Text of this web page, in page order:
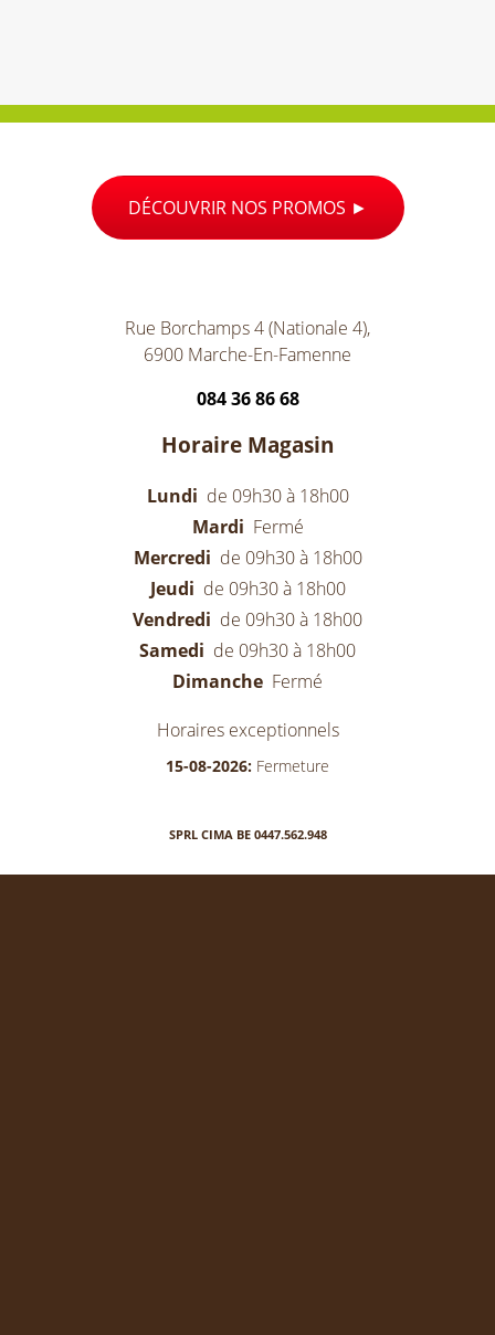
DÉCOUVRIR NOS PROMOS
Rue Borchamps 4 (Nationale 4),
6900 Marche-En-Famenne
084 36 86 68
Horaire Magasin
Lundi de 09h30 à 18h00
Mardi Fermé
Mercredi de 09h30 à 18h00
Jeudi de 09h30 à 18h00
Vendredi de 09h30 à 18h00
Samedi de 09h30 à 18h00
Dimanche Fermé
Horaires exceptionnels
15-08-2026: Fermeture
SPRL CIMA BE 0447.562.948